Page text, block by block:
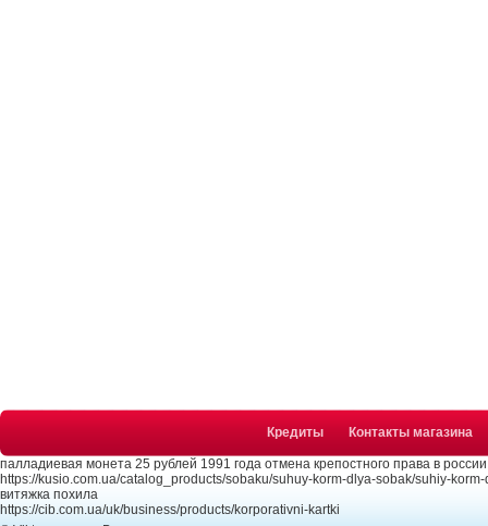
Кредиты Контакты магазина
палладиевая монета 25 рублей 1991 года отмена крепостного права в россии
https://kusio.com.ua/catalog_products/sobaku/suhuy-korm-dlya-sobak/suhiy-
витяжка похила
https://cib.com.ua/uk/business/products/korporativni-kartki